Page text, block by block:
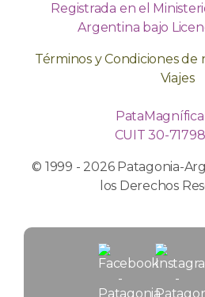
Registrada en el
Argentina bajo
Términos y Condiciones de
Viajes
PataMagnífica
CUIT 30-
© 1999 - 2026 Patagonia-
los Derechos